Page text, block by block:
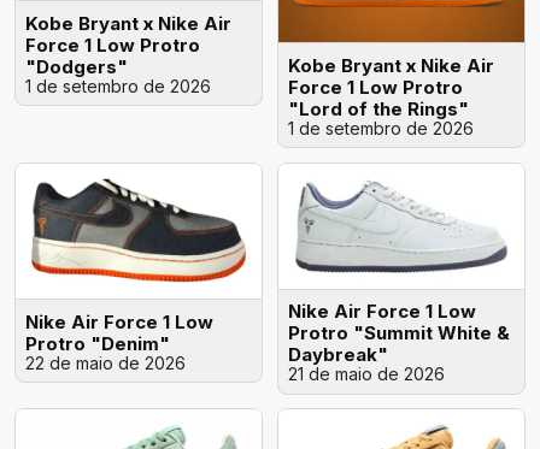
Kobe Bryant x Nike Air
Force 1 Low Protro
"Dodgers"
1 de setembro de 2026
Kobe Bryant x Nike Air
Force 1 Low Protro
"Lord of the Rings"
1 de setembro de 2026
Nike Air Force 1 Low
Protro "Denim"
22 de maio de 2026
Nike Air Force 1 Low
Protro "Summit White &
Daybreak"
21 de maio de 2026